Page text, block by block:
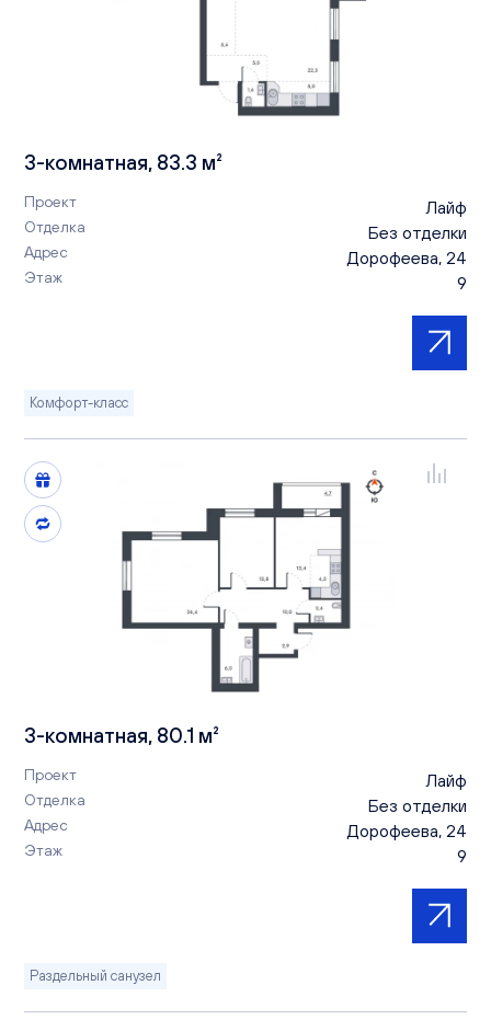
3-комнатная, 83.3 м²
Проект Лайф
Отделка Без отделки
Адрес Дорофеева, 24
Этаж 9
Комфорт-класс
3-комнатная, 80.1 м²
Проект Лайф
Отделка Без отделки
Адрес Дорофеева, 24
Этаж 9
Раздельный санузел